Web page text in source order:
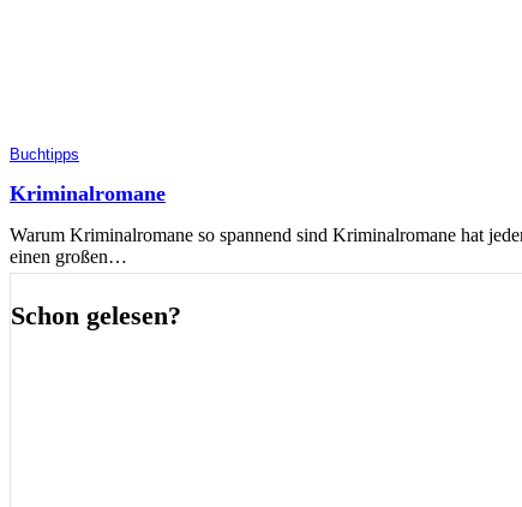
Buchtipps
Kriminalromane
Warum Kriminalromane so spannend sind Kriminalromane hat
einen großen…
Schon gelesen?